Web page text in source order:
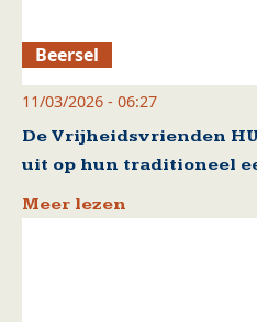
Beersel
11/03/2026 - 06:27
De Vrijheidsvrienden
uit op hun traditioneel
Meer lezen